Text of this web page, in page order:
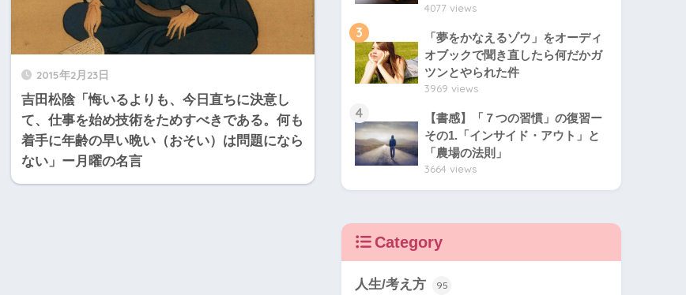
2015年2月23日
吉田松陰「悔いるよりも、今日直ちに決意し
て、仕事を始め技術をためすべきである。何も
着手に年齢の早い晩い（おそい）は問題になら
ない」ー月曜の名言
4077 views
3
「夢をかなえるゾウ」をオーディ
オブックで聞き直したら何だかガ
ツンとやられた件
3969 views
4
【書感】「７つの習慣」の復習ー
その1.「インサイド・アウト」と
「農場の法則」
3664 views
Category
人生/考え方 95